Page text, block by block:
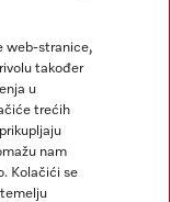
web-stranice,
također
u
trećih
nam
Kolačići se